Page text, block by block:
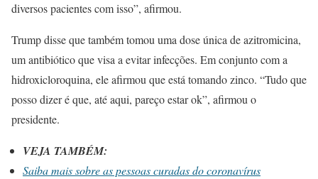
diversos pacientes com isso”, afirmou.
Trump disse que também tomou uma dose única de azitromicina,
um antibiótico que visa a evitar infecções. Em conjunto com a
hidroxicloroquina, ele afirmou que está tomando zinco. “Tudo que
posso dizer é que, até aqui, pareço estar ok”, afirmou o
presidente.
VEJA TAMBÉM:
Saiba mais sobre as pessoas curadas do coronavírus